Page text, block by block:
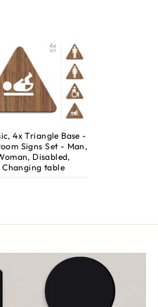
4x Triangle Base -
Signs Set - Man,
Disabled,
Changing table